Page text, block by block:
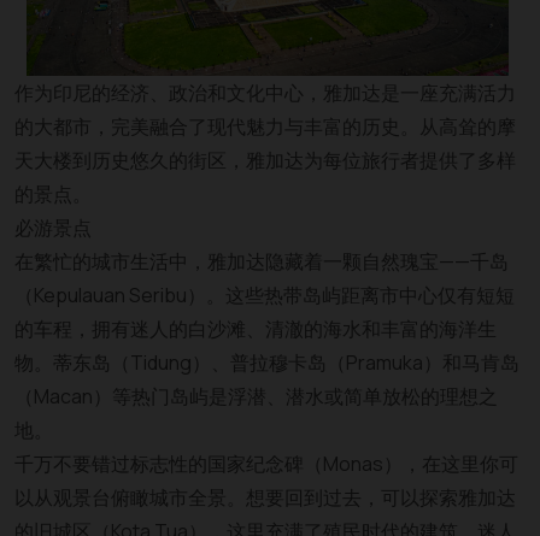
作为印尼的经济、政治和文化中心，雅加达是一座充满活力
的大都市，完美融合了现代魅力与丰富的历史。从高耸的摩
天大楼到历史悠久的街区，雅加达为每位旅行者提供了多样
的景点。
必游景点
在繁忙的城市生活中，雅加达隐藏着一颗自然瑰宝——千岛
（Kepulauan Seribu）。这些热带岛屿距离市中心仅有短短
的车程，拥有迷人的白沙滩、清澈的海水和丰富的海洋生
物。蒂东岛（Tidung）、普拉穆卡岛（Pramuka）和马肯岛
（Macan）等热门岛屿是浮潜、潜水或简单放松的理想之
地。
千万不要错过标志性的国家纪念碑（Monas），在这里你可
以从观景台俯瞰城市全景。想要回到过去，可以探索雅加达